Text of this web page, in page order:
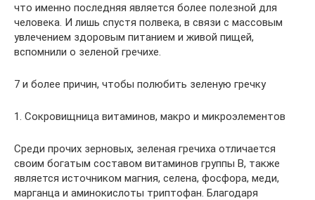
что именно последняя является более полезной для
человека. И лишь спустя полвека, в связи с массовым
увлечением здоровым питанием и живой пищей,
вспомнили о зеленой гречихе.
7 и более причин, чтобы полюбить зеленую гречку
1. Сокровищница витаминов, макро и микроэлементов
Среди прочих зерновых, зеленая гречиха отличается
своим богатым составом витаминов группы В, также
является источником магния, селена, фосфора, меди,
марганца и аминокислоты триптофан. Благодаря